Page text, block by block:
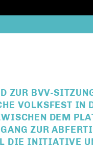
ZUR BVV-
VOLKSFEST IN
DEM
ZUR
DIE INITIATIVE